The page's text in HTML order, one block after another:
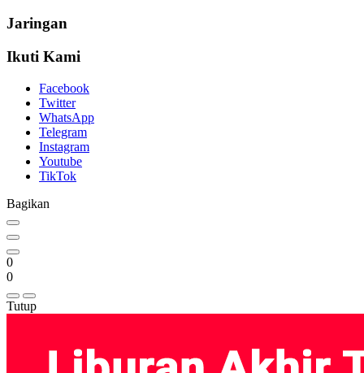
Jaringan
Ikuti Kami
Facebook
Twitter
WhatsApp
Telegram
Instagram
Youtube
TikTok
Bagikan
0
0
Tutup